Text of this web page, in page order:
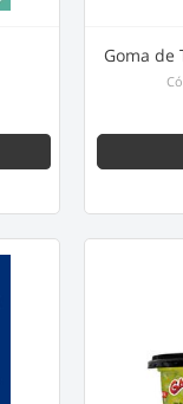
Goma de